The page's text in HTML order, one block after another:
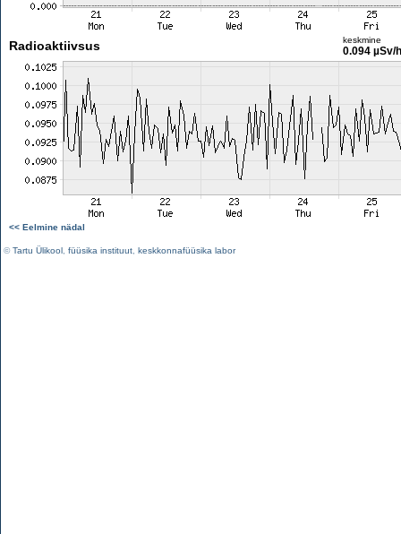
Radioaktiivsus keskmine
0.094 µSv/h
<< Eelmine nädal
©Tartu Ülikool füüsika instituut keskkonnafüüsika labor